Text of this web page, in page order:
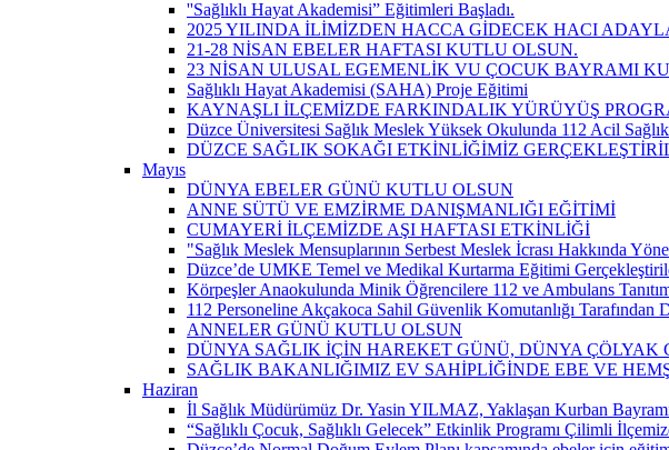
''Sağlıklı Hayat Akademisi” Eğitimleri Başladı.
2025 YILINDA İLİMİZDEN HACCA GİDECEK HACI
21-28 NİSAN EBELER HAFTASI KUTLU OLSUN.
23 NİSAN ULUSAL EGEMENLİK VU ÇOCUK BAYRAMI
Sağlıklı Hayat Akademisi (SAHA) Proje Eğitimi
KAYNAŞLI İLÇEMİZDE FARKINDALIK YÜRÜYÜŞ
Düzce Üniversitesi Sağlık Meslek Yüksek Okulunda 112 Acil
DÜZCE SAĞLIK SOKAĞI ETKİNLİĞİMİZ
Mayıs
DÜNYA EBELER GÜNÜ KUTLU OLSUN
ANNE SÜTÜ VE EMZİRME DANIŞMANLIĞI EĞİTİMİ
CUMAYERİ İLÇEMİZDE AŞI HAFTASI ETKİNLİĞİ
"Sağlık Meslek Mensuplarının Serbest Meslek İcrası Hakkında
Düzce’de UMKE Temel ve Medikal Kurtarma Eğitimi
Körpeşler Anaokulunda Minik Öğrencilere 112 ve Ambulans
112 Personeline Akçakoca Sahil Güvenlik Komutanlığı
ANNELER GÜNÜ KUTLU OLSUN
DÜNYA SAĞLIK İÇİN HAREKET GÜNÜ, DÜNYA
SAĞLIK BAKANLIĞIMIZ EV SAHİPLİĞİNDE EBE VE
Haziran
İl Sağlık Müdürümüz Dr. Yasin YILMAZ, Yaklaşan Kurban
“Sağlıklı Çocuk, Sağlıklı Gelecek” Etkinlik Programı Çilimli